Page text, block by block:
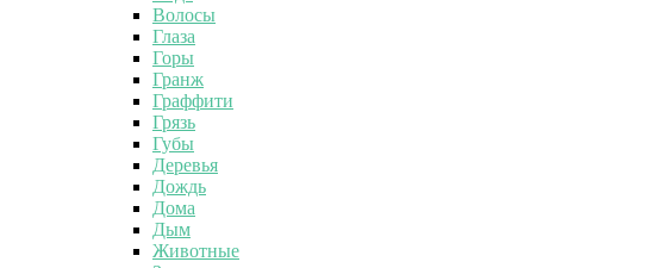
Волосы
Глаза
Горы
Гранж
Граффити
Грязь
Губы
Деревья
Дождь
Дома
Дым
Животные